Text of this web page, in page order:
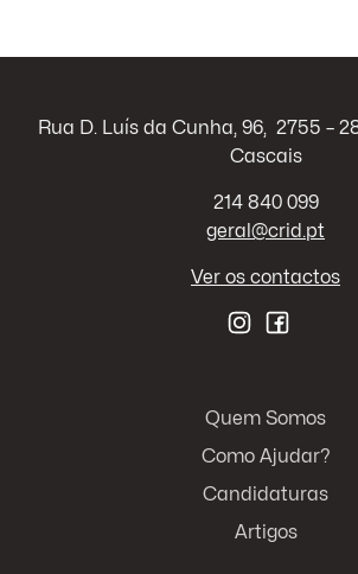
Rua D. Luís da Cunha, 96, 2755 –
Cascais
214 840 099
geral@crid.pt
Ver os contactos
Quem Somos
Como Ajudar?
Candidaturas
Artigos